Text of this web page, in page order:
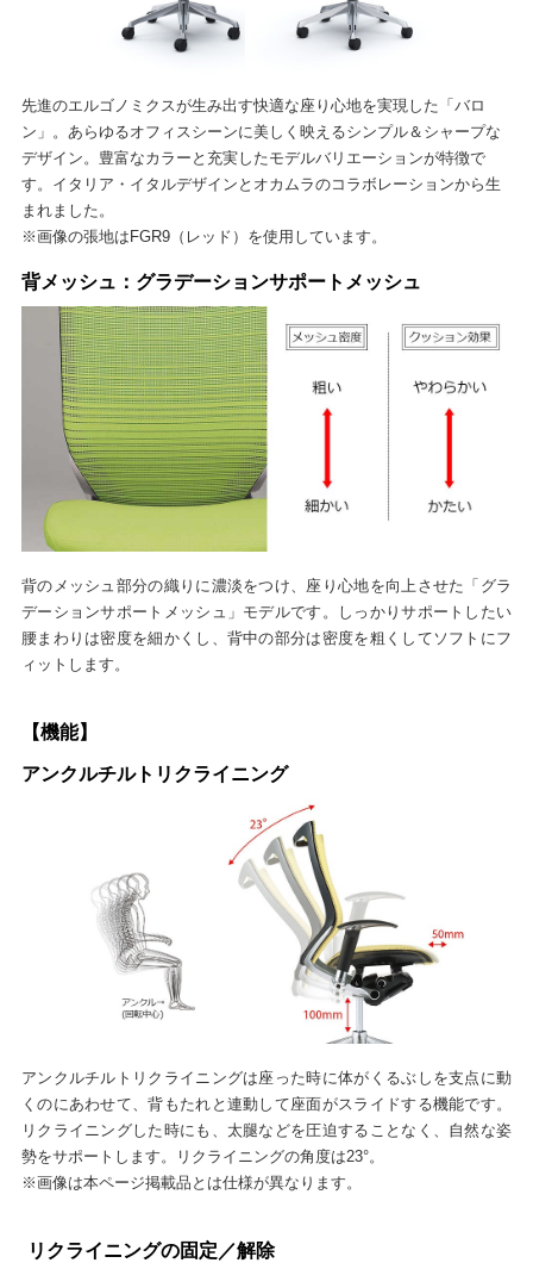
先進のエルゴノミクスが生み出す快適な座り心地を実現した「バロ
ン」。あらゆるオフィスシーンに美しく映えるシンプル＆シャープな
デザイン。豊富なカラーと充実したモデルバリエーションが特徴で
す。イタリア・イタルデザインとオカムラのコラボレーションから生
まれました。
※画像の張地はFGR9（レッド）を使用しています。
背メッシュ：グラデーションサポートメッシュ
背のメッシュ部分の織りに濃淡をつけ、座り心地を向上させた「グラ
デーションサポートメッシュ」モデルです。しっかりサポートしたい
腰まわりは密度を細かくし、背中の部分は密度を粗くしてソフトにフ
ィットします。
【機能】
アンクルチルトリクライニング
アンクルチルトリクライニングは座った時に体がくるぶしを支点に動
くのにあわせて、背もたれと連動して座面がスライドする機能です。
リクライニングした時にも、太腿などを圧迫することなく、自然な姿
勢をサポートします。リクライニングの角度は23°。
※画像は本ページ掲載品とは仕様が異なります。
リクライニングの固定／解除